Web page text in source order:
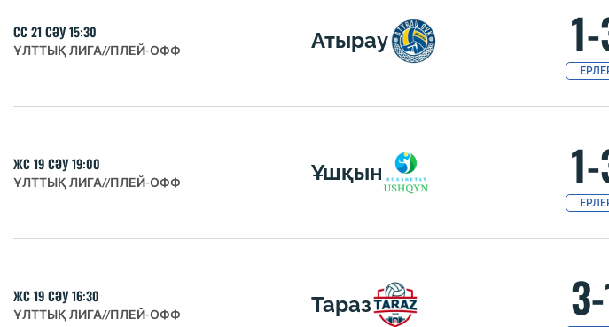
СС 21 СӘУ 15:30
ҰЛТТЫҚ ЛИГА//ПЛЕЙ-ОФФ Атырау
ЖС 19 СӘУ 19:00
ҰЛТТЫҚ ЛИГА//ПЛЕЙ-ОФФ Ұшқын
ЖС 19 СӘУ 16:30
ҰЛТТЫҚ ЛИГА//ПЛЕЙ-ОФФ Тараз